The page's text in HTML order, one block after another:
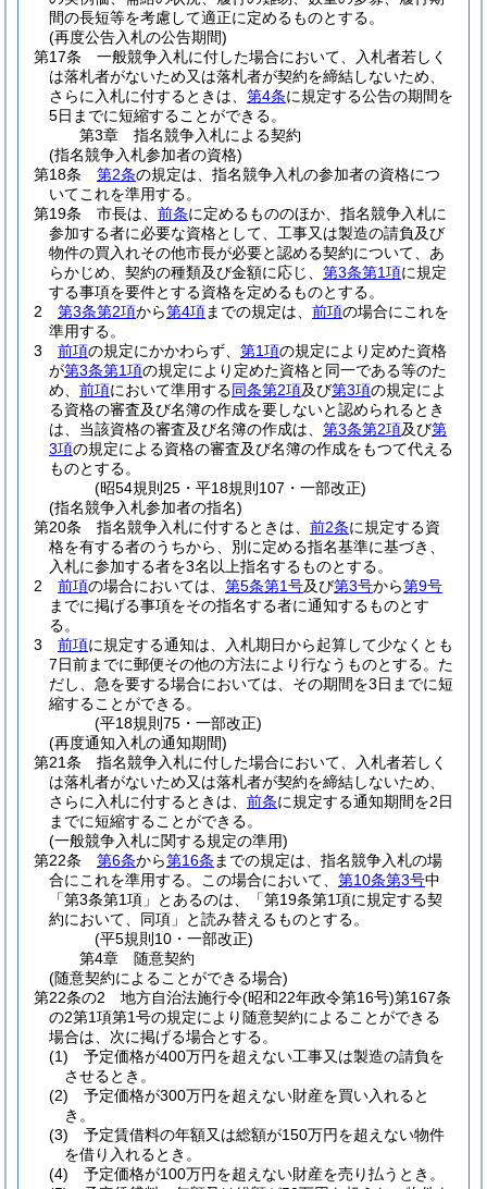
間の長短等を考慮して適正に定めるものとする。
(再度公告入札の公告期間)
第17条
一般競争入札に付した場合において、入札者若しく
は落札者がないため又は落札者が契約を締結しないため、
さらに入札に付するときは、 第4条に規定する公告の期間を
5日までに短縮することができる。
第3章
指名競争入札による契約
(指名競争入札参加者の資格)
第18条
第2条の規定は、指名競争入札の参加者の資格につ
いてこれを準用する。
第19条
市長は、 前条に定めるもののほか、指名競争入札に
参加する者に必要な資格として、工事又は製造の請負及び
物件の買入れその他市長が必要と認める契約について、あ
らかじめ、契約の種類及び金額に応じ、 第3条第1項に規定
する事項を要件とする資格を定めるものとする。
2
第3条第2項から第4項までの規定は、 前項の場合にこれを
準用する。
3
前項の規定にかかわらず、 第1項の規定により定めた資格
が第3条第1項の規定により定めた資格と同一である等のた
め、 前項において準用する同条第2項及び第3項の規定によ
る資格の審査及び名簿の作成を要しないと認められるとき
は、当該資格の審査及び名簿の作成は、 第3条第2項及び第
3項の規定による資格の審査及び名簿の作成をもつて代える
ものとする。
(昭54規則25・平18規則107・一部改正)
(指名競争入札参加者の指名)
第20条
指名競争入札に付するときは、 前2条に規定する資
格を有する者のうちから、別に定める指名基準に基づき、
入札に参加する者を3名以上指名するものとする。
2
前項の場合においては、 第5条第1号及び第3号から第9号
までに掲げる事項をその指名する者に通知するものとす
る。
3
前項に規定する通知は、入札期日から起算して少なくとも
7日前までに郵便その他の方法により行なうものとする。 た
だし、急を要する場合においては、その期間を3日までに短
縮することができる。
(平18規則75・一部改正)
(再度通知入札の通知期間)
第21条
指名競争入札に付した場合において、入札者若しく
は落札者がないため又は落札者が契約を締結しないため、
さらに入札に付するときは、 前条に規定する通知期間を2日
までに短縮することができる。
(一般競争入札に関する規定の準用)
第22条
第6条から第16条 までの規定は、指名競争入札の場
合にこれを準用する。
この場合において、 第10条第3号中
「第3条第1項」とあるのは、「第19条第1項に規定する契
約において、同項」と読み替えるものとする。
(平5規則10・一部改正)
第4章
随意契約
(随意契約によることができる場合)
第22条の2
地方自治法施行令(昭和22年政令第16号)第167条
の2第1項第1号の規定により随意契約によることができる
場合は、次に掲げる場合とする。
(1)
予定価格が400万円を超えない工事又は製造の請負を
させるとき。
(2)
予定価格が300万円を超えない財産を買い入れると
き。
(3)
予定賃借料の年額又は総額が150万円を超えない物件
を借り入れるとき。
(4)
予定価格が100万円を超えない財産を売り払うとき。